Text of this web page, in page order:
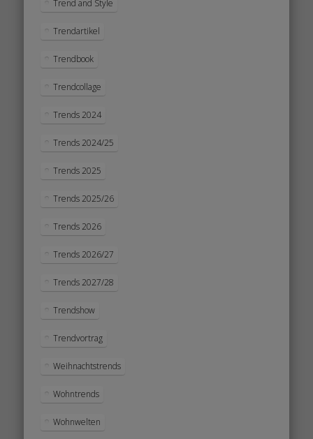
Trend and Style
Trendartikel
Trendbook
Trendcollage
Trends 2024
Trends 2024/25
Trends 2025
Trends 2025/26
Trends 2026
Trends 2026/27
Trends 2027/28
Trendshow
Trendvortrag
Weihnachtstrends
Wohntrends
Wohnwelten